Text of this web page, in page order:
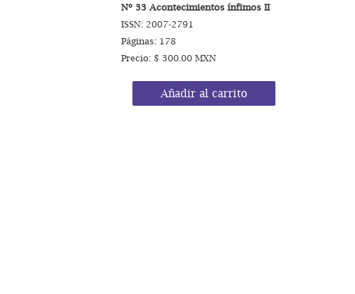
Nº 33 Acontecimientos ínfimos II
ISSN: 2007-2791
Páginas: 178
Precio: $ 300.00 MXN
Añadir al carrito